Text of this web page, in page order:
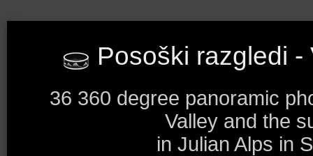
Posoški razgledi
36 360 degree panoramic
Valley and the
in Julian Alps in